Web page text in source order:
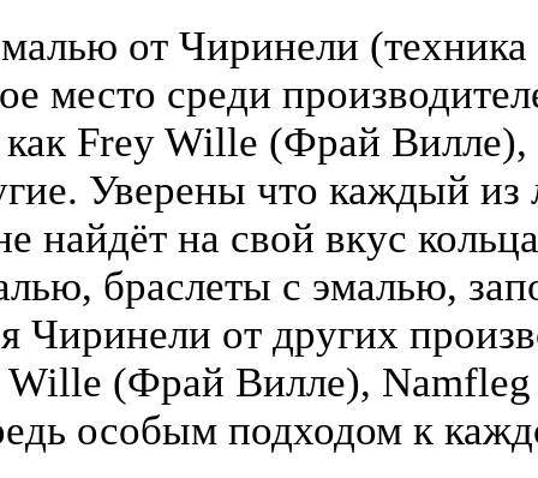
от Чиринели (техника
место среди
Frey Wille (Фрай
Уверены что каждый
найдёт на свой вкус
браслеты с эмалью,
Чиринели от других
Wille (Фрай Вилле),
особым подходом к